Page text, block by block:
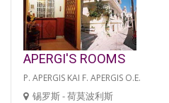
APERGI'S ROOMS
P. APERGIS KAI F. APERGIS O.E.
锡罗斯 - 荷莫波利斯